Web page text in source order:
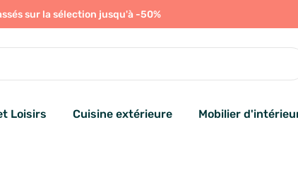
sur la sélection jusqu'à -50%
Loisirs Cuisine extérieure Mobilier